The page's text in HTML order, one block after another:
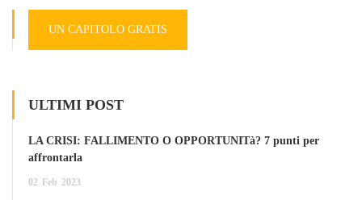
UN CAPITOLO GRATIS
ULTIMI POST
LA CRISI: FALLIMENTO O OPPORTUNITà? 7 punti per
affrontarla
02 Feb 2023